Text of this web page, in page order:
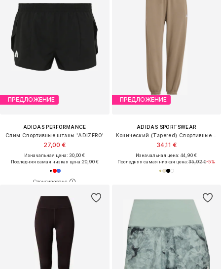
ПРЕДЛОЖЕНИЕ
ADIDAS PERFORMANCE
Слим Спортивные штаны 'ADIZERO'
27,00 €
Изначальная цена: 30,00 €
Последняя самая низкая цена:20,90 €
ПРЕДЛОЖЕНИЕ
ADIDAS SPORTSWEAR
34,11 €
Изначальная цена: 44,90 €
Последняя самая низкая цена:35,92 €-5%